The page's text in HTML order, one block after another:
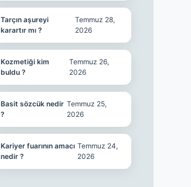
Tarçın aşureyi
karartır mı ?
Temmuz 28,
2026
Kozmetiği kim
buldu ?
Temmuz 26,
2026
Basit sözcük nedir
?
Temmuz 25,
2026
Kariyer fuarının amacı
nedir ?
Temmuz 24,
2026